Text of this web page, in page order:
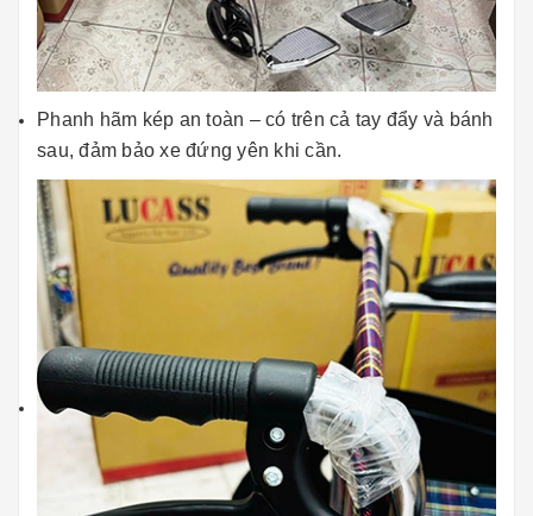
Phanh hãm kép an toàn – có trên cả tay đẩy và bánh
sau, đảm bảo xe đứng yên khi cần.